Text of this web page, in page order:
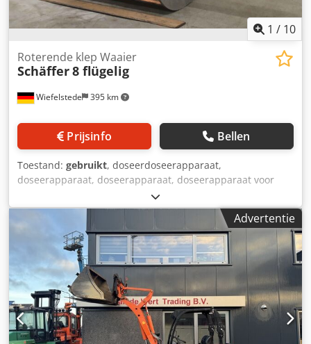
1 / 10
Wiefelstede 395 km
Roterende klep Waaier
Schäffer8 flügelig
Prijsinfo Bellen
Toestand: gebruikt, doseerdoseerapparaat,
doseerapparaat, doseerapparaat, doseerapparaat voor
schroeftransporteur, schroeftransporteur, transportband,
transporttechniek, buisvormige schroeftransporteur
Dcedol A Azcjpfx Ab Rjk -Schoepenwiel: voor
doseerschroef, 8-bladig -Vleugelwiel: Ø 200 x 220 mm,
afmetingen zie foto's -afmeting totaal: 625/200/H200 mm -
Gewicht: 12,1 kg
Advertentie